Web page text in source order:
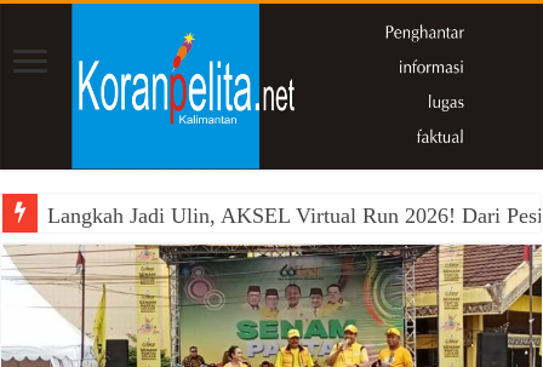
Langkah Jadi Ulin, AKSEL Virtual Run 2026! Dari